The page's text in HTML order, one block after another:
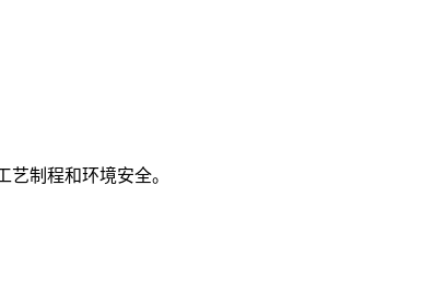
制程和环境安全。